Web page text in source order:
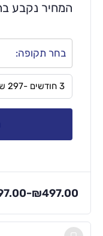
המחיר נקבע
בחר תקופה:
–₪497.00